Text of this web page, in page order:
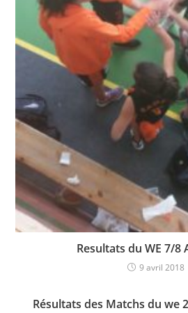
Resultats du WE 7/8
9 avril 2018
Résultats des Matchs du we